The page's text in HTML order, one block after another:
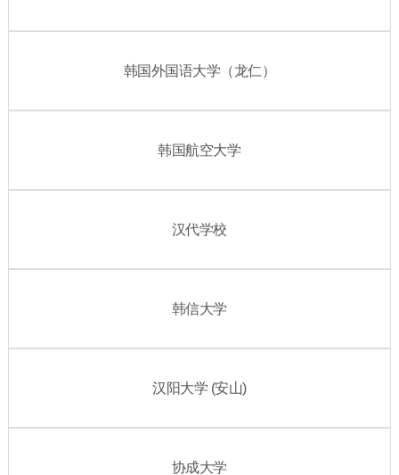
韩国外国语大学（龙仁）
韩国航空大学
汉代学校
韩信大学
汉阳大学 (安山)
协成大学